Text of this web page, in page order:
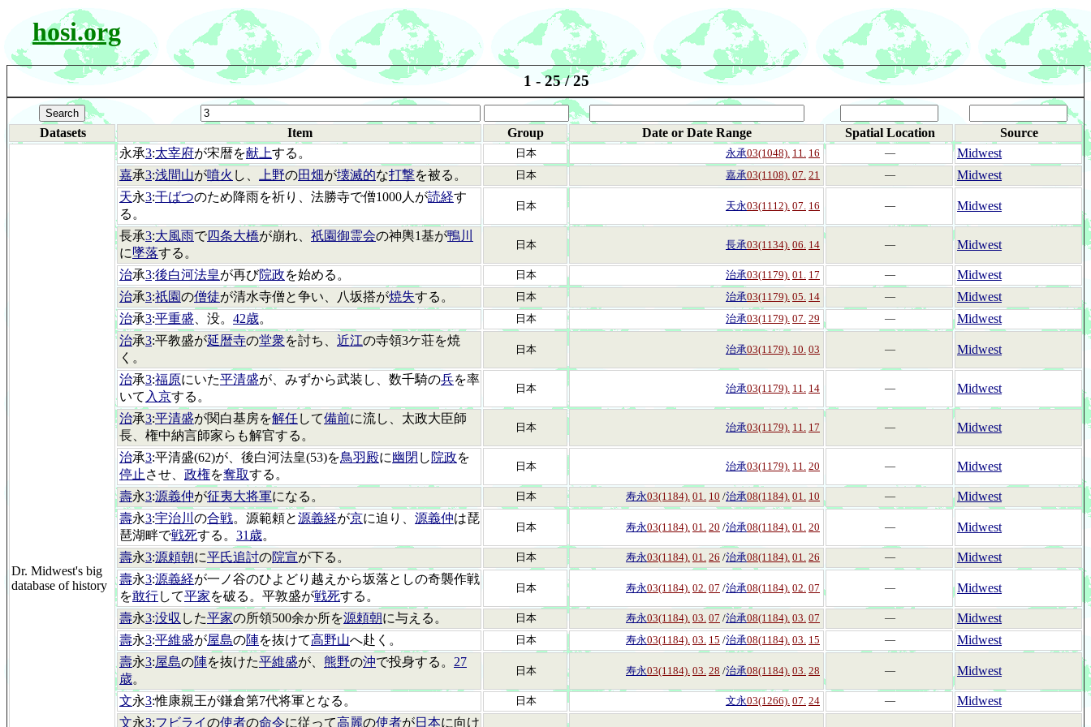
hosi.org
1 - 25 / 25
Datasets Item Group Date or Date Range Spatial Location Source
Dr. Midwest's big
database of history
永承3:太宰府が宋暦を献上する。 日本 永承03(1048). 11. 16 ―
Midwest
嘉承3:浅間山が噴火 し、 上野の田畑が壊滅的な打撃を被る。 日本 嘉承03(1108). 07. 21 ―
Midwest
天永3:干ばつのため降雨を祈り、法勝寺で僧1000人が読経す
る。
日本 天永03(1112). 07. 16 ― Midwest
長承3:大風雨で四条大橋が崩れ、 祇園御霊会の神輿1基が鴨川
に墜落する。
日本 長承03(1134). 06. 14 ― Midwest
治承3:後白河法皇が再び院政を始める。 日本 治承03(1179). 01. 17 ―
Midwest
治承3:祇園の僧徒が清水寺僧と争い、八坂搭が焼失する。 日本 治承03(1179). 05. 14 ―
Midwest
治承3:平重盛 、没。 42歳。 日本 治承03(1179). 07. 29 ―
Midwest
治承3:平教盛が延暦寺の堂衆を討ち、 近江の寺領3ケ荘を焼
く。
日本 治承03(1179). 10. 03 ― Midwest
治承3:福原にいた平清盛が、みずから武装し、数千騎の兵を率
いて 入京する。
日本 治承03(1179). 11. 14 ― Midwest
治承3:平清盛が関白基房を解任して備前に流し、太政大臣師
長、権中納言師家らも解官する。
日本 治承03(1179). 11. 17 ― Midwest
治承3:平清盛(62)が、後白河法皇(53)を鳥羽殿に幽閉 し 院政を
停止 させ、 政権を奪取する。
日本 治承03(1179). 11. 20 ― Midwest
壽永3:源義仲が征夷大将軍になる。 日本 寿永03(1184). 01. 10 /治承08(1184). 01. 10 ―
Midwest
壽永3:宇治川 の合戦。源範頼と源義経が京に迫り、 源義仲は琵
琶湖畔で戦死する。 31歳。
日本 寿永03(1184). 01. 20 /治承08(1184). 01. 20 ― Midwest
壽永3:源頼朝に平氏追討の院宣が下る。 日本 寿永03(1184). 01. 26 /治承08(1184). 01. 26 ―
Midwest
壽永3:源義経が一ノ谷のひよどり越えから坂落としの奇襲作戦
を敢行して平家を破る。平敦盛が戦死する。
日本 寿永03(1184). 02. 07 /治承08(1184). 02. 07 ― Midwest
壽永3:没収 した平家の所領500余か所を源頼朝に与える。 日本 寿永03(1184). 03. 07 /治承08(1184). 03. 07 ―
Midwest
壽永3:平維盛が屋島の陣を抜けて高野山へ赴く。 日本 寿永03(1184). 03. 15 /治承08(1184). 03. 15 ―
Midwest
壽永3:屋島の陣を抜けた平維盛が、 熊野の沖で投身する。 27
歳。
日本 寿永03(1184). 03. 28 /治承08(1184). 03. 28 ― Midwest
文永3:惟康親王が鎌倉第7代将軍となる。 日本 文永03(1266). 07. 24 ―
Midwest
文永3:フビライの使者の命令に従って高麗の使者が日本に向け